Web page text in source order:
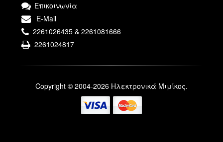
Επικοινωνία
E-Mail
2261026435 & 2261081666
2261024817
Copyright © 2004-2026 Ηλεκτρονικά Μιμίκος.